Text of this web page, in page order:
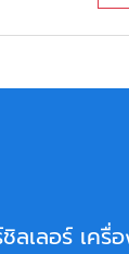
ลเลอร์ เครื่